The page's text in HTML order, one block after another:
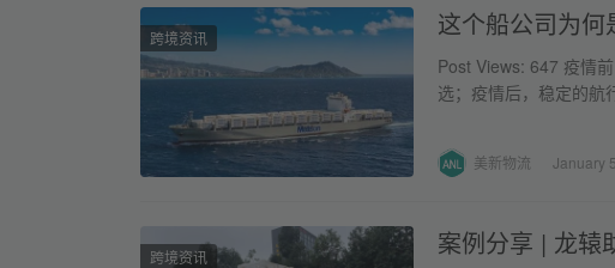
跨境资讯 这个船公司为何
Post Views: 647 疫情
选；疫情后，稳定的航
美新物流 January
跨境资讯 案例分享 | 龙辕